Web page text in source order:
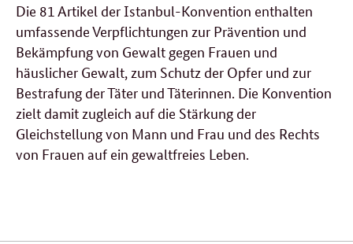
Die 81 Artikel der Istanbul-Konvention enthalten
umfassende Verpflichtungen zur Prävention und
Bekämpfung von Gewalt gegen Frauen und
häuslicher Gewalt, zum Schutz der Opfer und zur
Bestrafung der Täter und Täterinnen. Die Konvention
zielt damit zugleich auf die Stärkung der
Gleichstellung von Mann und Frau und des Rechts
von Frauen auf ein gewaltfreies Leben.